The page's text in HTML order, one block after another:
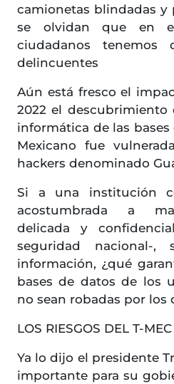
camionetas blindadas y
se olvidan que en
ciudadanos
delincuentes
Aún está fresco el
2022 el descubrimiento
informática de las
Mexicano fue
hackers denominado
Si a una institución
acostumbrada a
delicada y
seguridad nacional-
información, ¿qué
bases de datos de los
no sean robadas por los
LOS RIESGOS DEL T-MEC
Ya lo dijo el presidente
importante para su